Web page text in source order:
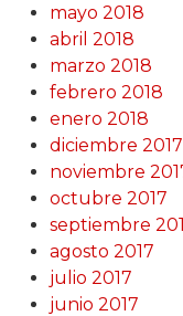
mayo 2018
abril 2018
marzo 2018
febrero 2018
enero 2018
diciembre 2017
noviembre
octubre 2017
septiembre
agosto 2017
julio 2017
junio 2017